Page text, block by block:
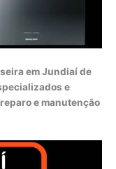
em Jundiaí de
e
e manutenção